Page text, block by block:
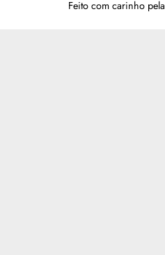
Feito com carinho pela